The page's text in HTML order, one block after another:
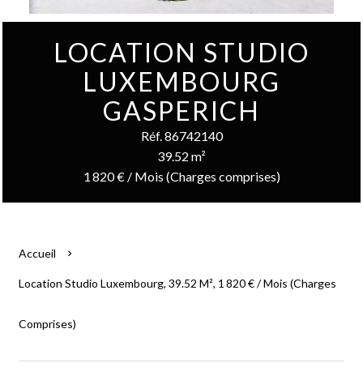
LOCATION STUDIO
LUXEMBOURG
GASPERICH
Réf. 86742140
39.52 m²
1 820 € / Mois (Charges comprises)
Accueil
Location Studio Luxembourg, 39.52 M², 1 820 € / Mois (Charges
Comprises)